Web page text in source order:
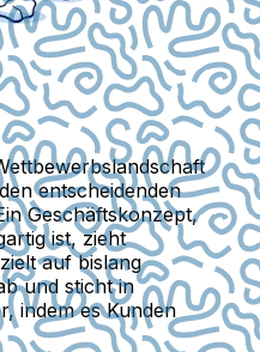
entscheidenden
Geschäftskonzept,
ist, zieht
auf bislang
und sticht in
indem es Kunden